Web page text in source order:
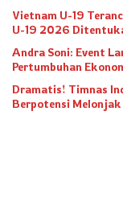
Vietnam U-19
U-19 2026
Andra Soni: Event
Pertumbuhan
Dramatis! Timnas
Berpotensi